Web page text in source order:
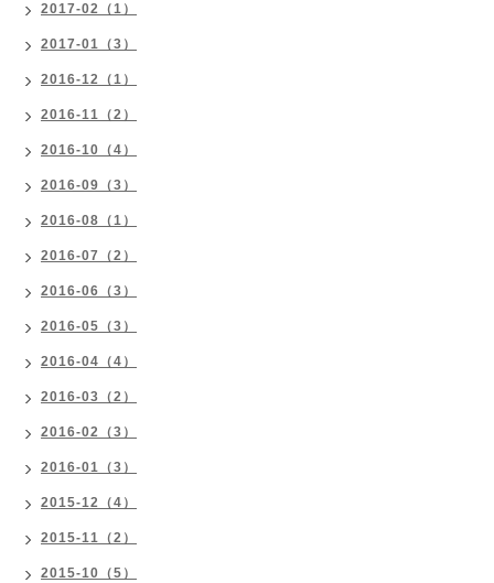
2017-02（1）
2017-01（3）
2016-12（1）
2016-11（2）
2016-10（4）
2016-09（3）
2016-08（1）
2016-07（2）
2016-06（3）
2016-05（3）
2016-04（4）
2016-03（2）
2016-02（3）
2016-01（3）
2015-12（4）
2015-11（2）
2015-10（5）